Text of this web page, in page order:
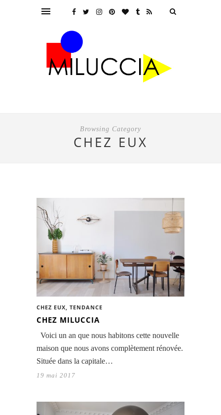
Browsing Category
CHEZ EUX
CHEZ EUX, TENDANCE
CHEZ MILUCCIA
Voici un an que nous habitons cette nouvelle
maison que nous avons complètement rénovée.
Située dans la capitale…
19 mai 2017